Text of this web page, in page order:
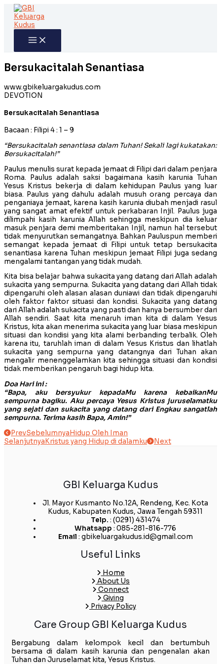
Skip
content
Bersukacitalah Senantiasa
www.gbikeluargakudus.com
DEVOTION
Bersukacitalah Senantiasa
Bacaan : Filipi 4 : 1 – 9
“Bersukacitalah senantiasa dalam Tuhan! Sekali lagi kukatakan:
Bersukacitalah!”
Paulus menulis surat kepada jemaat di Filipi dari dalam penjara
Roma. Paulus adalah saksi bagaimana kasih karunia Tuhan
Yesus Kristus bekerja di dalam kehidupan Paulus yang luar
biasa. Paulus yang dahulu adalah musuh orang percaya dan
penganiaya jemaat, karena kasih karunia diubah menjadi rasul
yang sangat amat efektif untuk perkabaran Injil. Paulus juga
dilimpahi kasih karunia Allah sehingga meskipun dia keluar
masuk penjara demi memberitakan Injil, namun hal tersebut
tidak menyurutkan semangatnya. Bahkan Pauluspun memberi
semangat kepada jemaat di Filipi untuk tetap bersukacita
senantiasa karena Tuhan meskipun jemaat Filipi juga sedang
mengalami tantangan yang tidak mudah.
Kita bisa belajar bahwa sukacita yang datang dari Allah adalah
sukacita yang sempurna. Sukacita yang datang dari Allah tidak
dipengaruhi oleh alasan alasan duniawi dan tidak dipengaruhi
oleh faktor faktor situasi dan kondisi. Sukacita yang datang
dari Allah adalah sukacita yang pasti dan hanya bersumber dari
Allah sendiri. Saat kita menaruh iman kita di dalam Yesus
Kristus, kita akan menerima sukacita yang luar biasa meskipun
situasi dan kondisi yang kita alami berbanding terbalik. Oleh
karena itu, taruhlah iman di dalam Yesus Kristus dan lihatlah
sukacita yang sempurna yang datangnya dari Tuhan akan
mengalir menenggelamkan kita sehingga situasi dan kondisi
tidak memberikan pengaruh bagi hidup kita.
Doa Hari ini :
“Bapa, aku bersyukur kepadaMu karena kebaikanMu
sempurna bagiku. Aku percaya Yesus Kristus juruselamatku
yang sejati dan sukacita yang datang dari Engkau sangatlah
sempurna. Terima kasih Bapa, Amin!”
PrevSebelumnya Hidup Oleh Iman
Selanjutnya Kristus yang Hidup di dalamku Next
GBI Keluarga Kudus
Jl. Mayor Kusmanto No.12A, Rendeng, Kec. Kota
Kudus, Kabupaten Kudus, Jawa Tengah 59311
Telp. : (0291) 431474
Whatsapp : 085-281-816-776
Email : gbikeluargakudus.id@gmail.com
Useful Links
Home
About Us
Connect
Giving
Privacy Policy
Care Group GBI Keluarga Kudus
Bergabung dalam kelompok kecil dan bertumbuh
bersama di dalam kasih karunia dan pengenalan akan
Tuhan dan Juruselamat kita, Yesus Kristus.